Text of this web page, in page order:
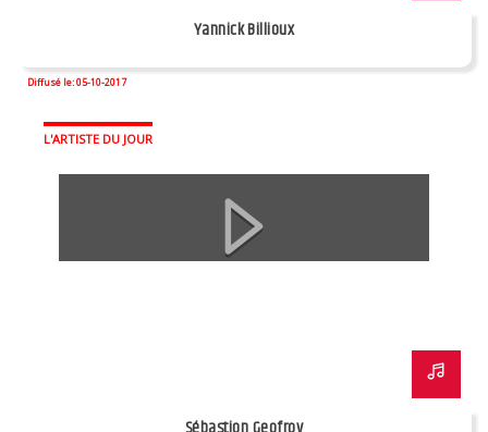
Yannick Billioux
Diffusé le: 05-10-2017
L'ARTISTE DU JOUR